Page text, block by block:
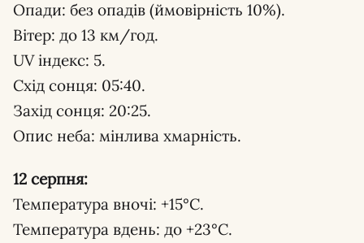
Опади: без опадів (ймовірність 10%).
Вітер: до 13 км/год.
UV індекс: 5.
Схід сонця: 05:40.
Захід сонця: 20:25.
Опис неба: мінлива хмарність.
12 серпня:
Температура вночі: +15°С.
Температура вдень: до +23°С.